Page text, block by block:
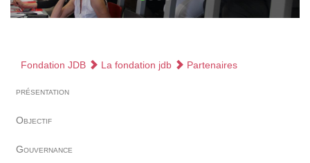
Fondation JDB La fondation jdb Partenaires
présentation
Objectif
Gouvernance